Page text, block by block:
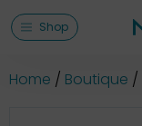
Shop
Home Boutique